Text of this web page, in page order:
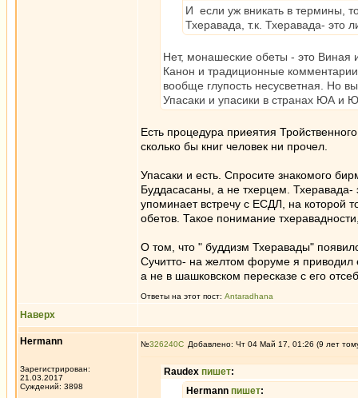
И если уж вникать в термины,
Тхеравада, т.к. Тхеравада- это
Нет, монашеские обеты - это
Канон и традиционные
вообще глупость несусветная. Но
Упасаки и упасики в странах ЮА и
Есть процедура приеятия
сколько бы книг человек ни прочел.
Упасаки и есть. Спросите знакомого
Буддасасаны, а не тхерцем.
упоминает встречу с ЕСДЛ, на которой
обетов. Такое понимание
О том, что " буддизм Тхеравады"
Сучитто- на желтом форуме я приводил
а не в шашковском пересказе с его
Ответы на этот пост: Antaradhana
Наверх
Hermann
Зарегистрирован:
21.03.2017
Суждений: 3898
№326240 Добавлено: Чт 04 Май 17, 01:26 (9 лет
Raudex пишет:
Hermann пишет: